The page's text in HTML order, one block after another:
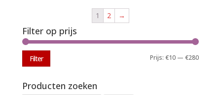
1 2 →
Filter op prijs
Min.
Max.
Filter Prijs:€10 —€280
Producten zoeken